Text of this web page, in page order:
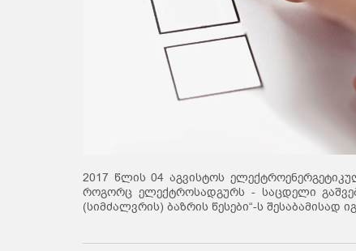
2017 წლის 04 აგვისტოს
როგორც ელექტროსადგურს - საცდელი
(სიმძალვრის) ბაზრის წესები“-ს